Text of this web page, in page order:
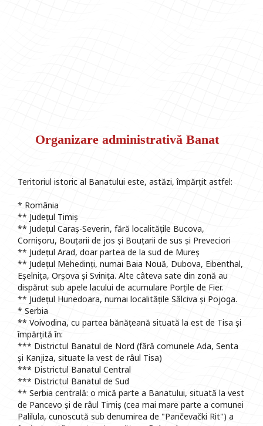
Organizare administrativă Banat
Teritoriul istoric al Banatului este, astăzi, împărțit astfel:
* România
** Județul Timiș
** Județul Caraș-Severin, fără localitățile Bucova,
Cornișoru, Bouțarii de jos și Bouțarii de sus și Preveciori
** Județul Arad, doar partea de la sud de Mureș
** Județul Mehedinți, numai Baia Nouă, Dubova, Eibenthal,
Eșelnița, Orșova și Svinița. Alte câteva sate din zonă au
dispărut sub apele lacului de acumulare Porțile de Fier.
** Județul Hunedoara, numai localitățile Sălciva și Pojoga.
* Serbia
** Voivodina, cu partea bănățeană situată la est de Tisa și
împărțită în:
*** Districtul Banatul de Nord (fără comunele Ada, Senta
și Kanjiza, situate la vest de râul Tisa)
*** Districtul Banatul Central
*** Districtul Banatul de Sud
** Serbia centrală: o mică parte a Banatului, situată la vest
de Pancevo și de râul Timiș (cea mai mare parte a comunei
Palilula, cunoscută sub denumirea de "Pančevački Rit") a